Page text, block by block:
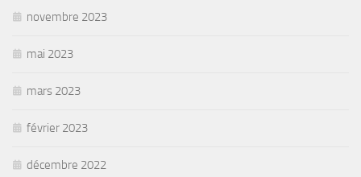
novembre 2023
mai 2023
mars 2023
février 2023
décembre 2022